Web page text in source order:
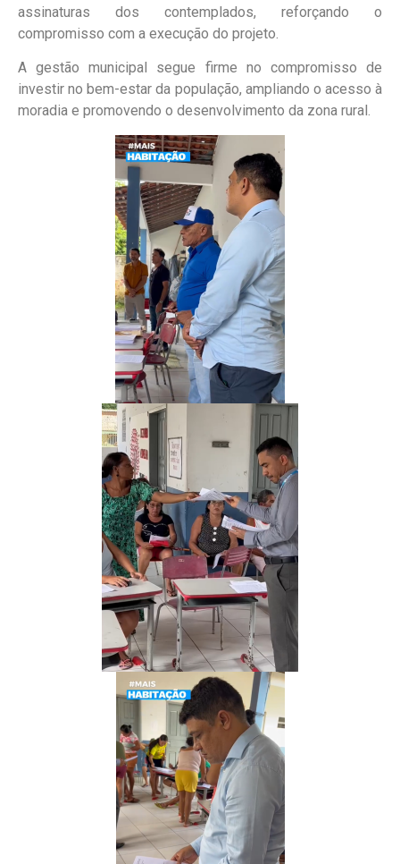
assinaturas dos contemplados, reforçando o
compromisso com a execução do projeto.
A gestão municipal segue firme no compromisso de
investir no bem-estar da população, ampliando o acesso à
moradia e promovendo o desenvolvimento da zona rural.